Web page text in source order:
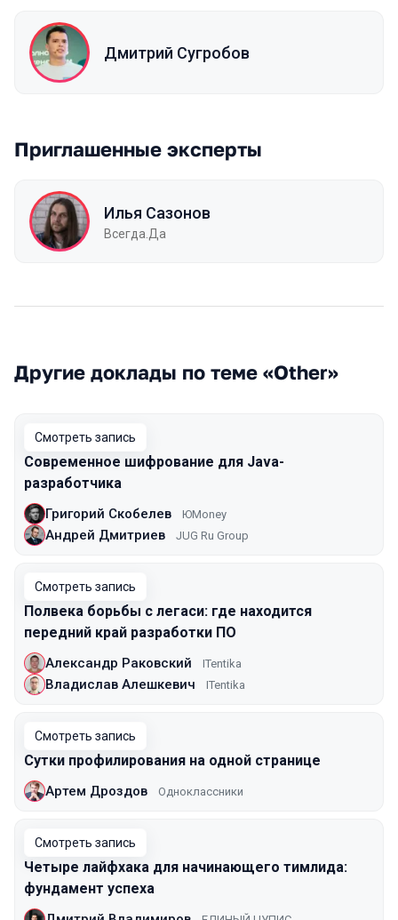
Дмитрий Сугробов
Приглашенные эксперты
Илья Сазонов
Всегда.Да
Другие доклады по теме «Other»
Смотреть запись
Современное шифрование для Java-
разработчика
Григорий Скобелев ЮMoney
Андрей Дмитриев JUG Ru Group
Смотреть запись
Полвека борьбы с легаси: где находится
передний край разработки ПО
Александр Раковский ITentika
Владислав Алешкевич ITentika
Смотреть запись
Сутки профилирования на одной странице
Артем Дроздов Одноклассники
Смотреть запись
Четыре лайфхака для начинающего тимлида:
фундамент успеха